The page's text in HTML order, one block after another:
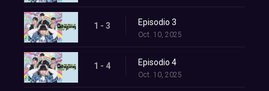
1 - 3 Episodio 3
Oct. 10, 2025
1 - 4 Episodio 4
Oct. 10, 2025